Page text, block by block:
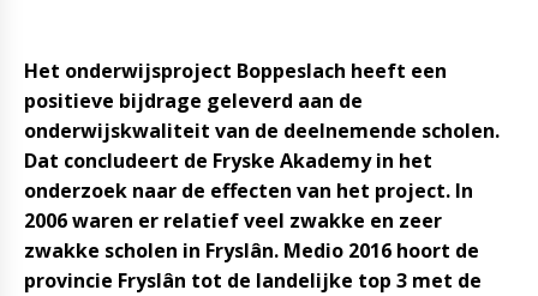
Het onderwijsproject Boppeslach heeft een
positieve bijdrage geleverd aan de
onderwijskwaliteit van de deelnemende scholen.
Dat concludeert de Fryske Akademy in het
onderzoek naar de effecten van het project. In
2006 waren er relatief veel zwakke en zeer
zwakke scholen in Fryslân. Medio 2016 hoort de
provincie Fryslân tot de landelijke top 3 met de